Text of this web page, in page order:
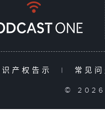
识产权告示 | 常见
©